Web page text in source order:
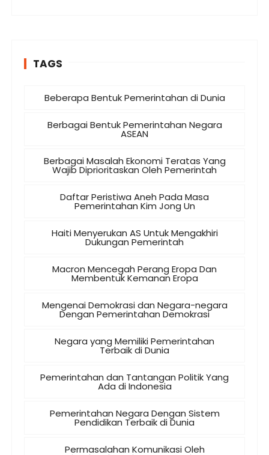
TAGS
Beberapa Bentuk Pemerintahan di Dunia
Berbagai Bentuk Pemerintahan Negara
ASEAN
Berbagai Masalah Ekonomi Teratas Yang
Wajib Diprioritaskan Oleh Pemerintah
Daftar Peristiwa Aneh Pada Masa
Pemerintahan Kim Jong Un
Haiti Menyerukan AS Untuk Mengakhiri
Dukungan Pemerintah
Macron Mencegah Perang Eropa Dan
Membentuk Kemanan Eropa
Mengenai Demokrasi dan Negara-negara
Dengan Pemerintahan Demokrasi
Negara yang Memiliki Pemerintahan
Terbaik di Dunia
Pemerintahan dan Tantangan Politik Yang
Ada di Indonesia
Pemerintahan Negara Dengan Sistem
Pendidikan Terbaik di Dunia
Permasalahan Komunikasi Oleh